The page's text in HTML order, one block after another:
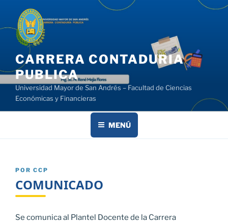
contenido
CARRERA CONTADURIA
PUBLICA
Universidad Mayor de San Andrés – Facultad de Ciencias
Económicas y Financieras
MENÚ
PUBLICADO
POR CCP
COMUNICADO
Se comunica al Plantel Docente de la Carrera